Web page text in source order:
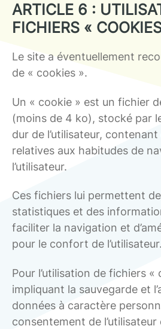
ARTICLE 6 :
FICHIERS «
Le site a éventuellement
de « cookies ».
Un « cookie » est un fichier
(moins de 4 ko), stocké par
dur de l’utilisateur,
relatives aux habitudes de
l’utilisateur.
Ces fichiers lui permettent
statistiques et des
faciliter la navigation et
pour le confort de l’utilisateur.
Pour l’utilisation de fichiers «
impliquant la sauvegarde et
données à caractère
consentement de l’utilisateur